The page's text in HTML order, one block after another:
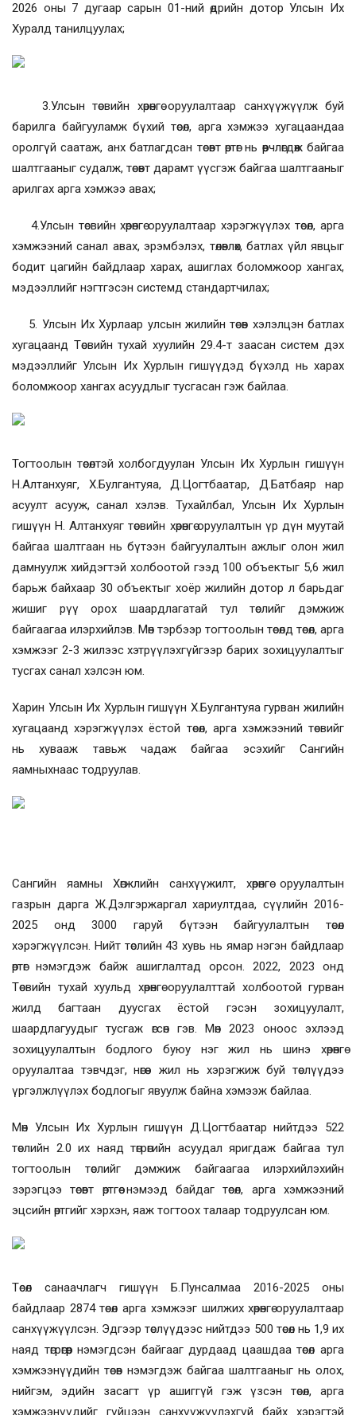
2026 оны 7 дугаар сарын 01-ний өдрийн дотор Улсын Их
Хуралд танилцуулах;
3.Улсын төсвийн хөрөнгө оруулалтаар санхүүжүүлж буй
барилга байгууламж бүхий төсөл, арга хэмжээ хугацаандаа
оролгүй саатаж, анх батлагдсан төсөвт өртөг нь өөрчлөгдөж байгаа
шалтгааныг судалж, төсөвт дарамт үүсгэж байгаа шалтгааныг
арилгах арга хэмжээ авах;
4.Улсын төсвийн хөрөнгө оруулалтаар хэрэгжүүлэх төсөл, арга
хэмжээний санал авах, эрэмбэлэх, төлөвлөх, батлах үйл явцыг
бодит цагийн байдлаар харах, ашиглах боломжоор хангах,
мэдээллийг нэгтгэсэн системд стандартчилах;
5. Улсын Их Хурлаар улсын жилийн төсөв хэлэлцэн батлах
хугацаанд Төсвийн тухай хуулийн 29.4-т заасан систем дэх
мэдээллийг Улсын Их Хурлын гишүүдэд бүхэлд нь харах
боломжоор хангах асуудлыг тусгасан гэж байлаа.
Тогтоолын төсөлтэй холбогдуулан Улсын Их Хурлын гишүүн
Н.Алтанхуяг, Х.Булгантуяа, Д.Цогтбаатар, Д.Батбаяр нар
асуулт асууж, санал хэлэв. Тухайлбал, Улсын Их Хурлын
гишүүн Н. Алтанхуяг төсвийн хөрөнгө оруулалтын үр дүн муутай
байгаа шалтгаан нь бүтээн байгуулалтын ажлыг олон жил
дамнуулж хийдэгтэй холбоотой гээд 100 объектыг 5,6 жил
барьж байхаар 30 объектыг хоёр жилийн дотор л барьдаг
жишиг рүү орох шаардлагатай тул төслийг дэмжиж
байгаагаа илэрхийлэв. Мөн тэрбээр тогтоолын төсөлд төсөл, арга
хэмжээг 2-3 жилээс хэтрүүлэхгүйгээр барих зохицуулалтыг
тусгах санал хэлсэн юм.
Харин Улсын Их Хурлын гишүүн Х.Булгантуяа гурван жилийн
хугацаанд хэрэгжүүлэх ёстой төсөл, арга хэмжээний төсвийг
нь хувааж тавьж чадаж байгаа эсэхийг Сангийн
яамныхнаас тодруулав.
Сангийн яамны Хөгжлийн санхүүжилт, хөрөнгө оруулалтын
газрын дарга Ж.Дэлгэржаргал хариултдаа, сүүлийн 2016-
2025 онд 3000 гаруй бүтээн байгуулалтын төсөл
хэрэгжүүлсэн. Нийт төслийн 43 хувь нь ямар нэгэн байдлаар
өртөг нэмэгдэж байж ашиглалтад орсон. 2022, 2023 онд
Төсвийн тухай хуульд хөрөнгө оруулалттай холбоотой гурван
жилд багтаан дуусгах ёстой гэсэн зохицуулалт,
шаардлагуудыг тусгаж өгсөн гэв. Мөн 2023 оноос эхлээд
зохицуулалтын бодлого буюу нэг жил нь шинэ хөрөнгө
оруулалтаа тэвчдэг, нөгөө жил нь хэрэгжиж буй төслүүдээ
үргэлжлүүлэх бодлогыг явуулж байна хэмээж байлаа.
Мөн Улсын Их Хурлын гишүүн Д.Цогтбаатар нийтдээ 522
төслийн 2.0 их наяд төгрөгийн асуудал яригдаж байгаа тул
тогтоолын төслийг дэмжиж байгаагаа илэрхийлэхийн
зэрэгцээ төсөвт өртгөө нэмээд байдаг төсөл, арга хэмжээний
эцсийн өртгийг хэрхэн, яаж тогтоох талаар тодруулсан юм.
Төсөл санаачлагч гишүүн Б.Пунсалмаа 2016-2025 оны
байдлаар 2874 төсөл арга хэмжээг шилжих хөрөнгө оруулалтаар
санхүүжүүлсэн. Эдгээр төслүүдээс нийтдээ 500 төсөл нь 1,9 их
наяд төгрөгөөр нэмэгдсэн байгааг дурдаад цаашдаа төсөл арга
хэмжээнүүдийн төсөв нэмэгдэж байгаа шалтгааныг нь олох,
нийгэм, эдийн засагт үр ашиггүй гэж үзсэн төсөл, арга
хэмжээнүүдийг гүйцээн санхүүжүүлэхгүй байх хэрэгтэй